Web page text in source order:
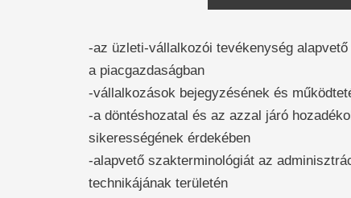
-az üzleti-vállalkozói tevékenység
a piacgazdaságban
-vállalkozások bejegyzésének és
-a döntéshozatal és az azzal járó
sikerességének érdekében
-alapvető szakterminológiát az
technikájának területén